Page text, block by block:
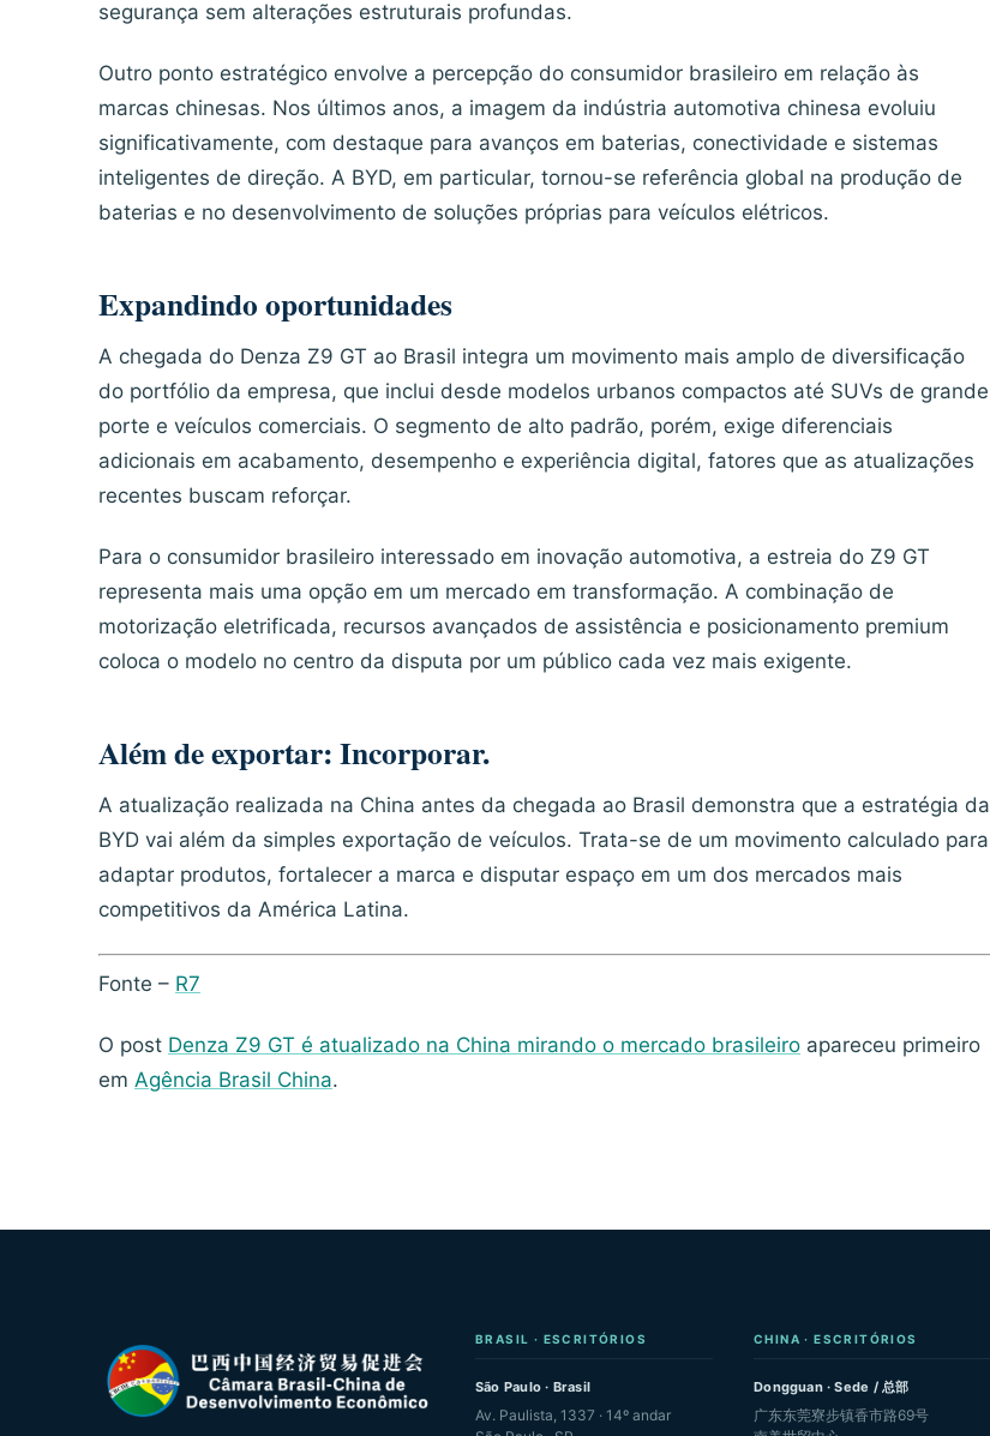
segurança sem alterações estruturais profundas.
Outro ponto estratégico envolve a percepção do consumidor brasileiro em relação às
marcas chinesas. Nos últimos anos, a imagem da indústria automotiva chinesa evoluiu
significativamente, com destaque para avanços em baterias, conectividade e sistemas
inteligentes de direção. A BYD, em particular, tornou-se referência global na produção de
baterias e no desenvolvimento de soluções próprias para veículos elétricos.
Expandindo oportunidades
A chegada do Denza Z9 GT ao Brasil integra um movimento mais amplo de diversificação
do portfólio da empresa, que inclui desde modelos urbanos compactos até SUVs de grande
porte e veículos comerciais. O segmento de alto padrão, porém, exige diferenciais
adicionais em acabamento, desempenho e experiência digital, fatores que as atualizações
recentes buscam reforçar.
Para o consumidor brasileiro interessado em inovação automotiva, a estreia do Z9 GT
representa mais uma opção em um mercado em transformação. A combinação de
motorização eletrificada, recursos avançados de assistência e posicionamento premium
coloca o modelo no centro da disputa por um público cada vez mais exigente.
Além de exportar: Incorporar.
A atualização realizada na China antes da chegada ao Brasil demonstra que a estratégia da
BYD vai além da simples exportação de veículos. Trata-se de um movimento calculado para
adaptar produtos, fortalecer a marca e disputar espaço em um dos mercados mais
competitivos da América Latina.
Fonte – R7
O post Denza Z9 GT é atualizado na China mirando o mercado brasileiro apareceu primeiro
em Agência Brasil China.
BRASIL · ESCRITÓRIOS
São Paulo · Brasil
Av. Paulista, 1337 · 14º andar
CHINA · ESCRITÓRIOS
Dongguan · Sede / 总部
广东东莞寮步镇香市路69号